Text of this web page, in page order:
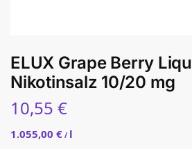
ELUX Grape Berry
Nikotinsalz 10/20 mg
10,55 €
1.055,00 € / l